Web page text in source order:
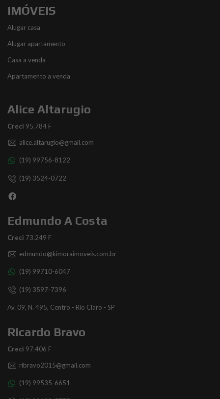
IMÓVEIS
Alugar casa
Alugar apartamento
Casa a venda
Apartamento a venda
Alice Altarugio
Creci 95.784 F
alice.altarugio@gmail.com
(19) 99756-8122
(19) 3524-0722
Edmundo A Costa
Creci 73.249 F
edmundo@kimoraimoveis.com.br
(19) 99710-6047
(19) 3597-7396
Av. 09, N. 495, Centro - Rio Claro - SP
Ricardo Bravo
Creci 97.406 F
ribravo2015@gmail.com
(19) 99535-6651